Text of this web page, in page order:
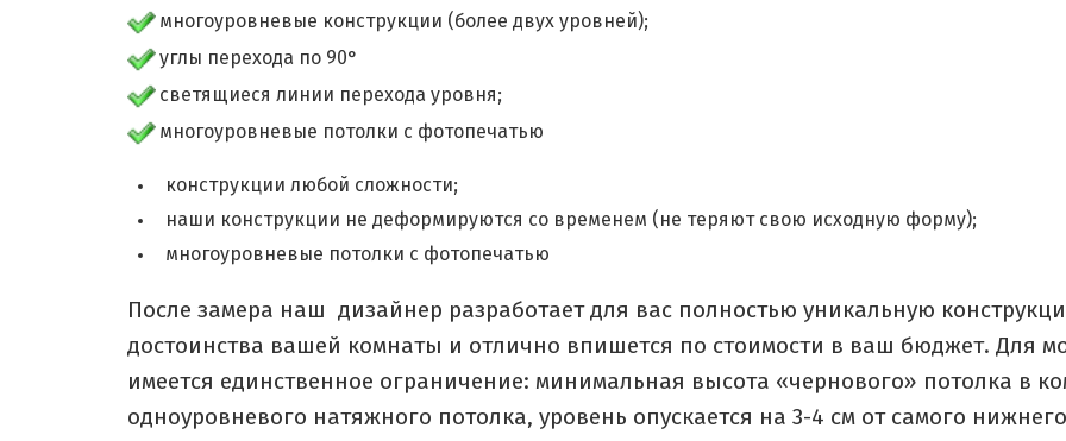
многоуровневые конструкции (более двух уровней);
углы перехода по 90°
светящиеся линии перехода уровня;
многоуровневые потолки с фотопечатью
конструкции любой сложности;
наши конструкции не деформируются со временем (не теряют свою исходную форму);
многоуровневые потолки с фотопечатью
После замера наш дизайнер разработает для вас полностью уникальную
достоинства вашей комнаты и отлично впишется по стоимости в ваш бюджет. Для
имеется единственное ограничение: минимальная высота «чернового» потолка в
одноуровневого натяжного потолка, уровень опускается на 3-4 см от самого